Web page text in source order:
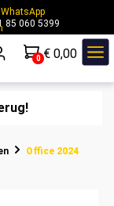
Contact
0 € 0,00
Office 2024